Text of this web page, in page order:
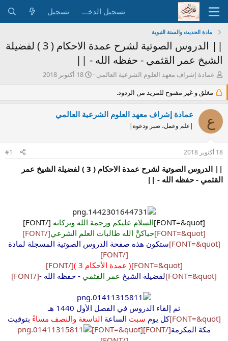
تسجيل الدخول تسجيل
مادة الحديث والسنة النبوية
|| الدروس الصوتية لشرح عمدة الاحكام ( 3 ) لفضيلة
الشيخ عمر القثمي - حفظه الله - ||
ب
د
ئ
ا
ل
م
و
ض
و
ع
عمادة إشراف معهد العلوم الشرعية العالمي
ت
ي
خ
ا
ء
18 أكتوبر 2018
مغلق و غير مفتوح للمزيد من الردود.
ع عمادة إشراف معهد العلوم الشرعية العالمي
|علم وعمل، صبر ودعوة|
18 أكتوبر 2018 #1
|| الدروس الصوتية لشرح عمدة الاحكام ( 3 ) لفضيلة الشيخ عمر
القثمي - حفظه الله - ||
[FONT=&quot] السلام عليكم ورحمة الله وبركاته [/FONT]
[FONT=&quot]
حياكنَّ الله طالبات العلم الشرعي[/FONT]
[FONT=&quot]
ستكون هذه صفحة الدروس الصوتية المسجلة لمادة
[/FONT]
[FONT=&quot]
( عمدة الأحكام 3 )
[/FONT]
[FONT=&quot]
لفضيلة الشيخ عمر القثمي - حفظه الله -[/FONT]
تم إلقاء الدروس في الفصل الأول 1440 هـ
[FONT=&quot]
كل يوم سبت الساعة التاسعة والنصف مساءً بتوقيت
مكة المكرمة[/FONT]
[FONT=&quot]